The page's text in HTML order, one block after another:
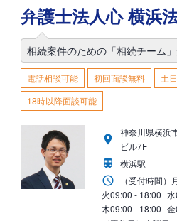
弁護士法人心 横浜
相続案件のための「相続チーム
電話相談可能 初回面談無料
土
18時以降面談可能
神奈川県横浜
ビル7F
横浜駅
（受付時間）
火09:00 - 18:00 水
木09:00 - 18:00 金